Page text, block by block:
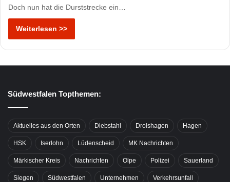
Doch nun hat die Durststrecke ein…
Weiterlesen >>
Südwestfalen Topthemen:
Aktuelles aus den Orten Diebstahl Drolshagen Hagen
HSK Iserlohn Lüdenscheid MK Nachrichten
Märkischer Kreis Nachrichten Olpe Polizei Sauerland
Siegen Südwestfalen Unternehmen Verkehrsunfall